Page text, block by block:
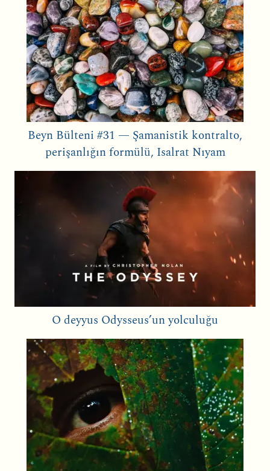
Beyn Bülteni #31 — Şamanistik kontralto,
perişanlığın formülü, Isalrat Nıyam
O deyyus Odysseus’un yolculuğu